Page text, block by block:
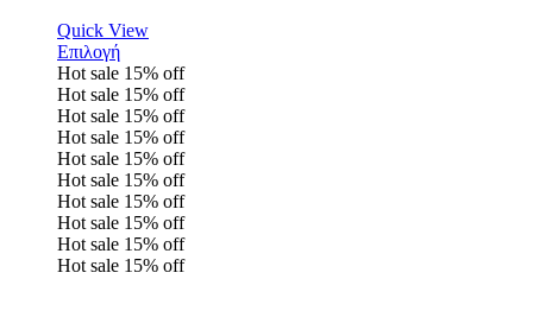
Quick View
Επιλογή
Hot sale 15% off
Hot sale 15% off
Hot sale 15% off
Hot sale 15% off
Hot sale 15% off
Hot sale 15% off
Hot sale 15% off
Hot sale 15% off
Hot sale 15% off
Hot sale 15% off